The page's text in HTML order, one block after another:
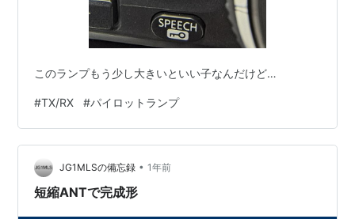
このランプもう少し大きいといい子なんだけど…
#TX/RX #パイロットランプ
JG1MLSの備忘録 • 1年前
短縮ANTで完成形